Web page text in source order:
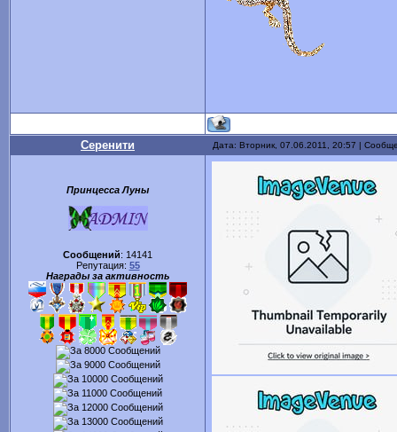
Серенити Дата: Вторник, 07.06.2011, 20:57 |
Принцесса Луны
Сообщений: 14141
Репутация: 55
Награды за активность